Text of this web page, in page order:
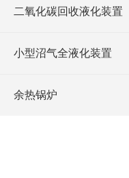
二氧化碳回收液化装置
小型沼气全液化装置
余热锅炉